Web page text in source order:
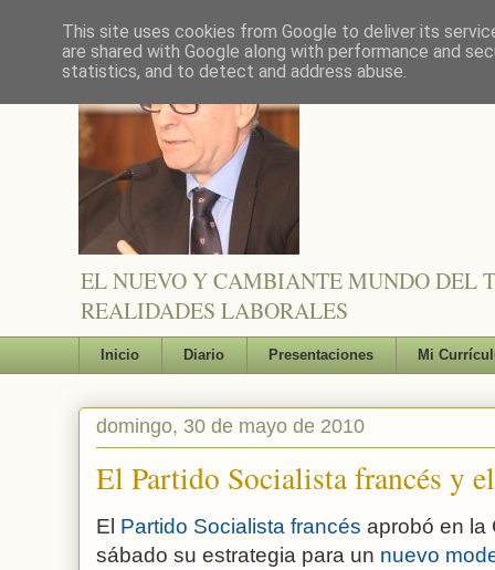
EL NUEVO Y CAMBIANTE MUNDO DEL
REALIDADES LABORALES
Inicio Diario Presentaciones Mi
domingo, 30 de mayo de 2010
El Partido Socialista francés y
El Partido Socialista francés aprobó en la
sábado su estrategia para un nuevo
This site uses cookies from Google to deliver its
are shared with Google along with performance and
statistics, and to detect and address abuse.